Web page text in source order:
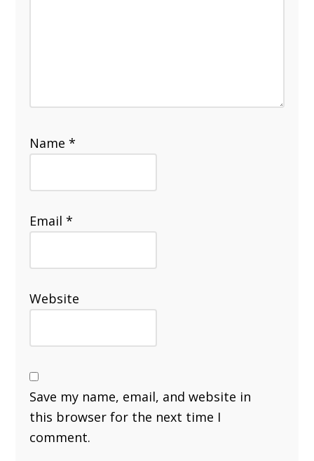
Name*
Email*
Website
Save my name, email, and website in
this browser for the next time I
comment.